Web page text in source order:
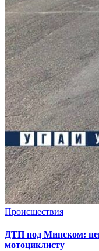
Происшествия
ДТП под Минском:
мотоциклисту